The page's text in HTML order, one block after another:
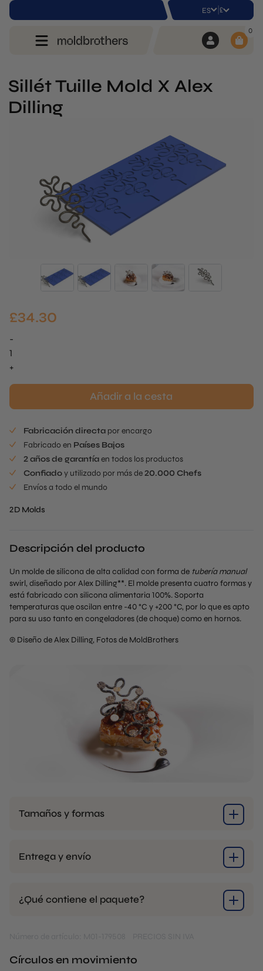
ES | £
0
Sillét Tuille Mold X Alex
Dilling
£34.30
-
Sillét
Tuille
Alex
cantidad
+
Añadir a la cesta
Fabricación directa por encargo
Fabricado en Países Bajos
2 años de garantíaen todos los productos
Confiadoy utilizado por más de20.000 Chefs
Envíos a todo el mundo
2D Molds
Descripción del producto
Un molde de silicona de alta calidad con forma de tubería manual
swirl, diseñado por Alex Dilling**. El molde presenta cuatro formas y
está fabricado con silicona alimentaria 100%. Soporta
temperaturas que oscilan entre -40 °C y +200 °C, por lo que es apto
para su uso tanto en congeladores (de choque) como en hornos.
© Diseño de Alex Dilling, Fotos de MoldBrothers
Tamaños y formas
Entrega y envío
¿Qué contiene el paquete?
Círculos en movimiento